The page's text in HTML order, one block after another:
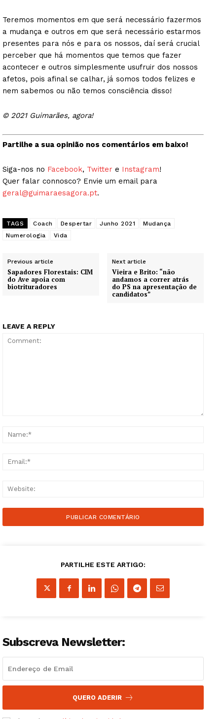
Guimarães, agora!
Teremos momentos em que será necessário fazermos
a mudança e outros em que será necessário estarmos
presentes para nós e para os nossos, daí será crucial
perceber que há momentos que temos que fazer
acontecer e outros simplesmente usufruir dos nossos
afetos, pois afinal se calhar, já somos todos felizes e
nem sabemos ou não temos consciência disso!
© 2021 Guimarães, agora!
Partilhe a sua opinião nos comentários em baixo!
Siga-nos no Facebook, Twitter e Instagram!
Quer falar connosco? Envie um email para
geral@guimaraesagora.pt.
TAGS Coach Despertar Junho 2021
Mudança
Numerologia
Vida
Previous article
Sapadores Florestais: CIM
do Ave apoia com
biotrituradores
Next article
Vieira e Brito: “não
andamos a correr atrás
do PS na apresentação de
candidatos”
LEAVE A REPLY
PARTILHE ESTE ARTIGO:
Subscreva Newsletter:
QUERO ADERIR